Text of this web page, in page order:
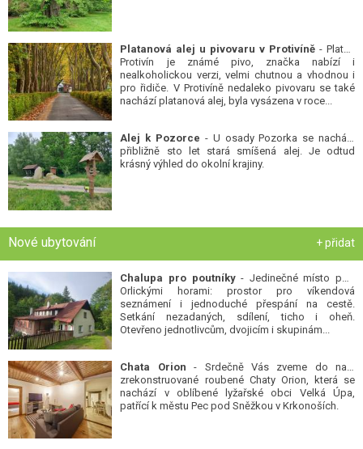
Platanová alej u pivovaru v Protivíně - Platan
Protivín je známé pivo, značka nabízí i
nealkoholickou verzi, velmi chutnou a vhodnou i
pro řidiče. V Protivíně nedaleko pivovaru se také
nachází platanová alej, byla vysázena v roce...
Alej k Pozorce - U osady Pozorka se nachází
přibližně sto let stará smíšená alej. Je odtud
krásný výhled do okolní krajiny.
Nové ubytování + přidat
Chalupa pro poutníky- Jedinečné místo pod
Orlickými horami: prostor pro víkendová
seznámení i jednoduché přespání na cestě.
Setkání nezadaných, sdílení, ticho i oheň.
Otevřeno jednotlivcům, dvojicím i skupinám...
Chata Orion - Srdečně Vás zveme do naší
zrekonstruované roubené Chaty Orion, která se
nachází v oblíbené lyžařské obci Velká Úpa,
patřící k městu Pec pod Sněžkou v Krkonoších.